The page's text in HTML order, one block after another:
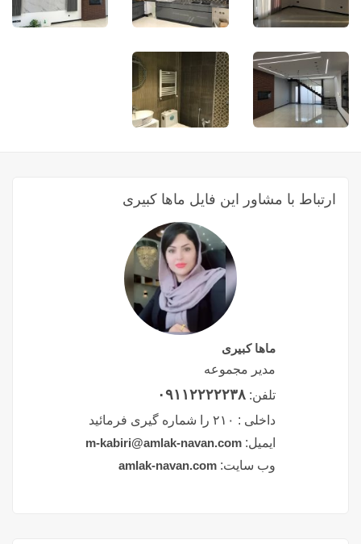
ارتباط با مشاور این فایل ماها کبیری
ماها کبیری
مدیر مجموعه
تلفن: ۰۹۱۱۲۲۲۲۲۳۸
داخلی : ۲۱۰ را شماره گیری فرمائید
ایمیل: m-kabiri@amlak-navan.com
وب سایت: amlak-navan.com